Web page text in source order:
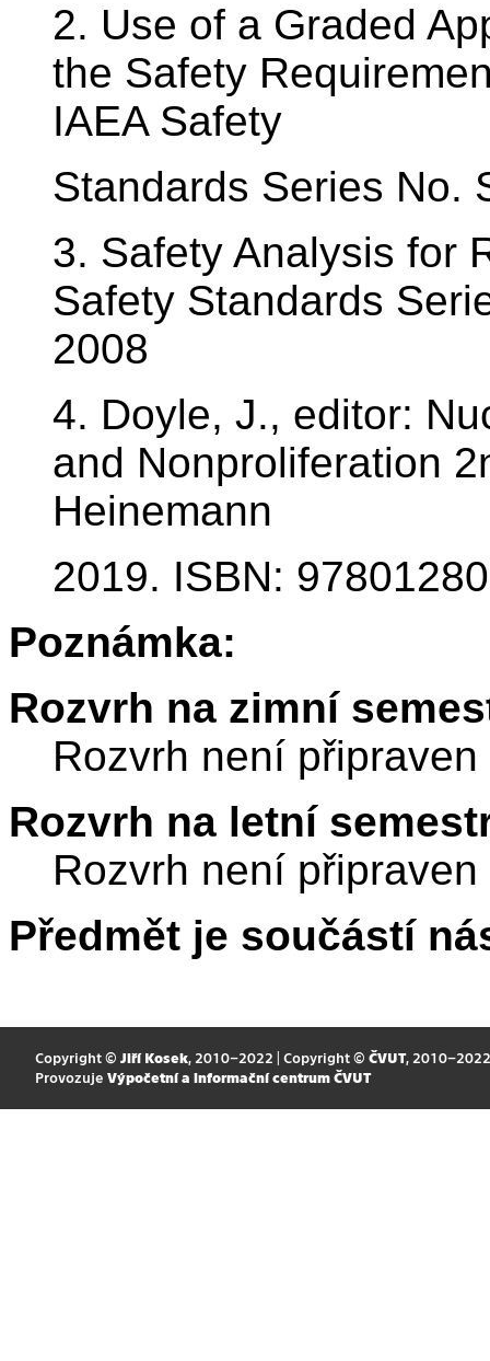
2. Use of a Graded
the Safety
IAEA Safety
Standards Series No.
3. Safety Analysis for
Safety Standards
2008
4. Doyle, J., editor:
and Nonproliferation
Heinemann
2019. ISBN:
Poznámka:
Rozvrh na zimní
Rozvrh není připraven
Rozvrh na letní
Rozvrh není připraven
Předmět je součástí
Copyright © Jiří Kosek, 2010–2022 | Copyright © ČVUT, 2010–2022
Provozuje Výpočetní a informační centrum ČVUT